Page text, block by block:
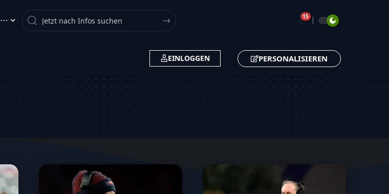
⋯ Search 🔔15
EINLOGGEN PERSONALISIEREN